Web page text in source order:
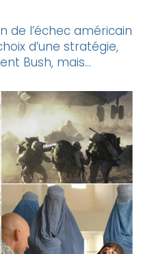
de l’échec américain
d’une stratégie,
Bush, mais...